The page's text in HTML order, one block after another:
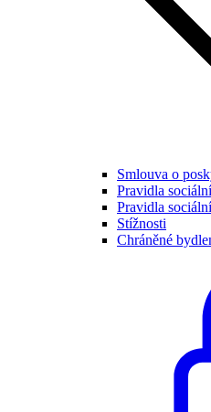
Smlouva o
Pravidla
Pravidla
Stížnosti
Chráněné